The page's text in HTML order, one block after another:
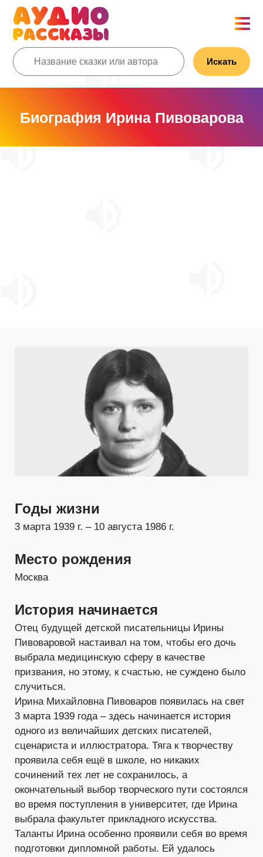
Искать
Биография Ирина Пивоварова
Годы жизни
3 марта 1939 г. – 10 августа 1986 г.
Место рождения
Москва
История начинается
Отец будущей детской писательницы Ирины
Пивоваровой настаивал на том, чтобы его дочь
выбрала медицинскую сферу в качестве
призвания, но этому, к счастью, не суждено было
случиться.
Ирина Михайловна Пивоваров появилась на свет
3 марта 1939 года – здесь начинается история
одного из величайших детских писателей,
сценариста и иллюстратора. Тяга к творчеству
проявила себя ещё в школе, но никаких
сочинений тех лет не сохранилось, а
окончательный выбор творческого пути состоялся
во время поступления в университет, где Ирина
выбрала факультет прикладного искусства.
Таланты Ирина особенно проявили себя во время
подготовки дипломной работы. Ей удалось